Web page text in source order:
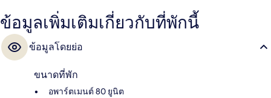
ข้อมูลเพิ่มเติมเกี่ยวกับที่พักนี้
ข้อมูลโดยย่อ
ขนาดที่พัก
อพาร์ตเมนต์ 80 ยูนิต